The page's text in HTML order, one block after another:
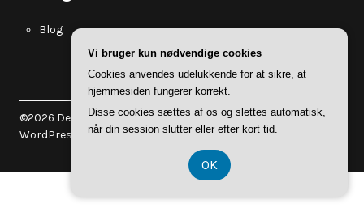
Blog
©2026 Dekomydear.dk| WordPress Theme bySuperb
WordPress Themes
Registreringsnummer 374 077 39
Vi bruger kun nødvendige cookies
Cookies anvendes udelukkende for at sikre, at
hjemmesiden fungerer korrekt.
Disse cookies sættes af os og slettes automatisk,
når din session slutter eller efter kort tid.
OK